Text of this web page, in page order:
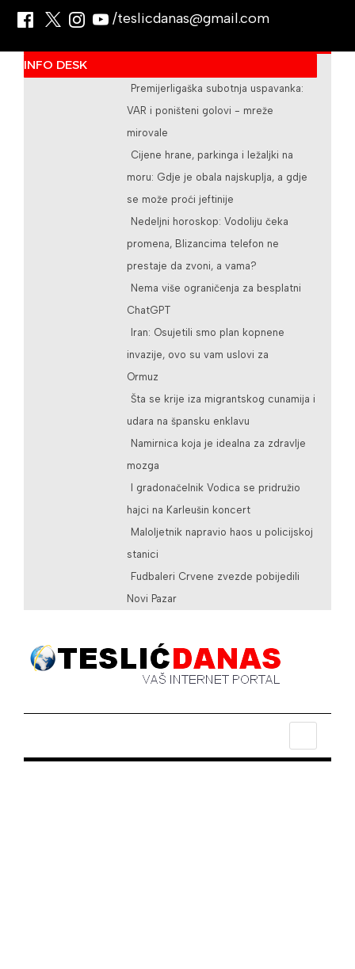
/teslicdanas@gmail.com
INFO DESK
Premijerligaška subotnja uspavanka:
VAR i poništeni golovi - mreže
mirovale
Cijene hrane, parkinga i ležaljki na
moru: Gdje je obala najskuplja, a gdje
se može proći jeftinije
Nedeljni horoskop: Vodoliju čeka
promena, Blizancima telefon ne
prestaje da zvoni, a vama?
Nema više ograničenja za besplatni
ChatGPT
Iran: Osujetili smo plan kopnene
invazije, ovo su vam uslovi za
Ormuz
Šta se krije iza migrantskog cunamija i
udara na špansku enklavu
Namirnica koja je idealna za zdravlje
mozga
I gradonačelnik Vodica se pridružio
hajci na Karleušin koncert
Maloljetnik napravio haos u policijskoj
stanici
Fudbaleri Crvene zvezde pobijedili
Novi Pazar